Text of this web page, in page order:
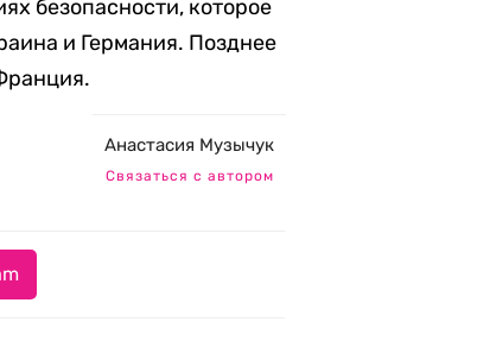
безопасности, которое
и Германия. Позднее
Анастасия Музычук
Связаться с автором